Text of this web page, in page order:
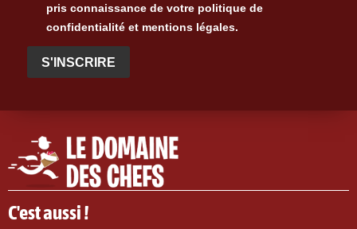
pris connaissance de votre politique de
confidentialité et mentions légales.
S'INSCRIRE
C'est aussi !